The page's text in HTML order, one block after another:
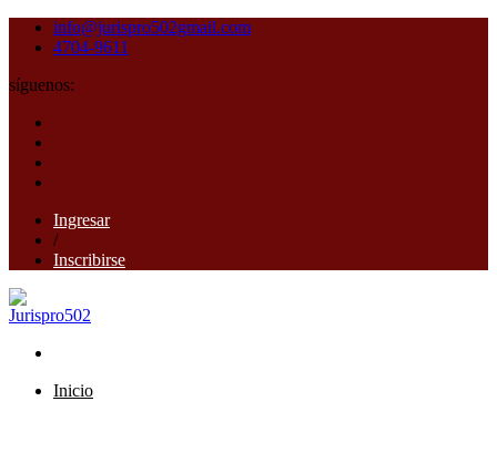
info@jurispro502gmail.com
4704-9611
síguenos:
Ingresar
/
Inscribirse
Inicio